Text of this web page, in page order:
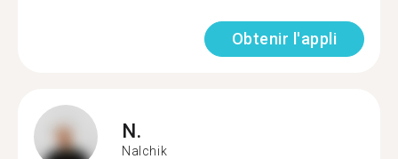
Obtenir l'appli
N.
Nalchik